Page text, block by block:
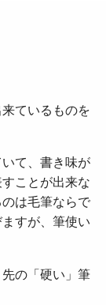
ているものを
て、書き味が
ことが出来な
は毛筆ならで
すが、筆使い
の「硬い」筆